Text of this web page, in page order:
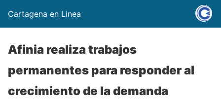
Cartagena en Linea
Afinia realiza trabajos
permanentes para responder al
crecimiento de la demanda